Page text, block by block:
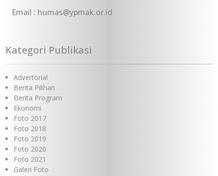
Email : humas@ypmak.or.id
Kategori Publikasi
Advertorial
Berita Pilihan
Berita Program
Ekonomi
Foto 2017
Foto 2018
Foto 2019
Foto 2020
Foto 2021
Galeri Foto